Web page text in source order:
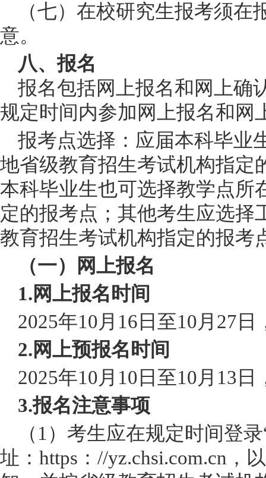
（七）在校研究生报考须
意。
八、报名
报名包括网上报名和网上确
规定时间内参加网上报名和网
报考点选择：应届本科毕业
地省级教育招生考试机构指定
本科毕业生也可选择教学点所
定的报考点；其他考生应选择
教育招生考试机构指定的报考
（一）网上报名
1.网上报名时间
2025年10月16日至10月27
2.网上预报名时间
2025年10月10日至10月13
3.报名注意事项
（ 1）考生应在规定时间登
址：https：//yz.chsi.com.cn，